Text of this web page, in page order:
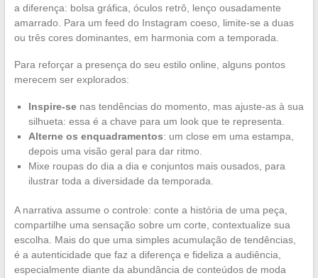
a diferença: bolsa gráfica, óculos retrô, lenço ousadamente
amarrado. Para um feed do Instagram coeso, limite-se a duas
ou três cores dominantes, em harmonia com a temporada.
Para reforçar a presença do seu estilo online, alguns pontos
merecem ser explorados:
Inspire-senas tendências do momento, mas ajuste-as à sua
silhueta: essa é a chave para um look que te representa.
Alterne os enquadramentos: um close em uma estampa,
depois uma visão geral para dar ritmo.
Mixe roupas do dia a dia e conjuntos mais ousados, para
ilustrar toda a diversidade da temporada.
A narrativa assume o controle: conte a história de uma peça,
compartilhe uma sensação sobre um corte, contextualize sua
escolha. Mais do que uma simples acumulação de tendências,
é a autenticidade que faz a diferença e fideliza a audiência,
especialmente diante da abundância de conteúdos de moda